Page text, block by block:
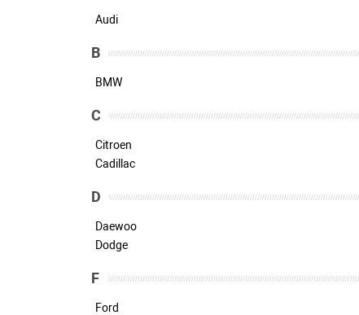
Audi
B
BMW
C
Citroen
Cadillac
D
Daewoo
Dodge
F
Ford